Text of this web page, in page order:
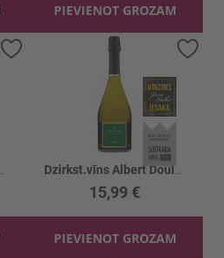
PIEVIENOT GROZAM
Pievienot vēlmju sarakstam
15,99 €
PIEVIENOT GROZAM